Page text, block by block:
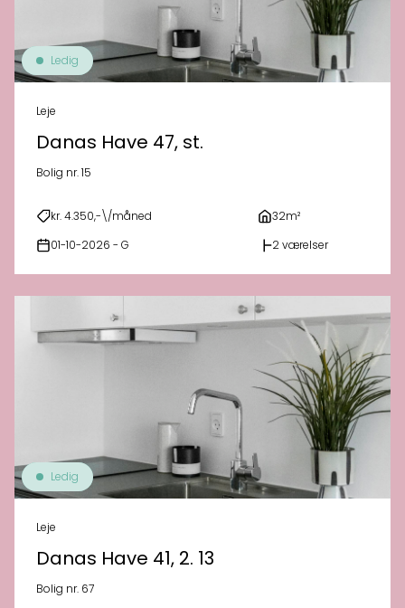
Ledig
Leje
Danas Have 47, st.
Bolig nr. 15
kr. 4.350,-\/måned 32m²
01-10-2026 - G 2 værelser
Ledig
Leje
Danas Have 41, 2. 13
Bolig nr. 67